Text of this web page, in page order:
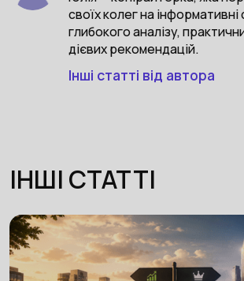
своїх колег на інформативні
глибокого аналізу,
дієвих рекомендацій.
Інші статті від автора
ІНШІ СТАТТІ